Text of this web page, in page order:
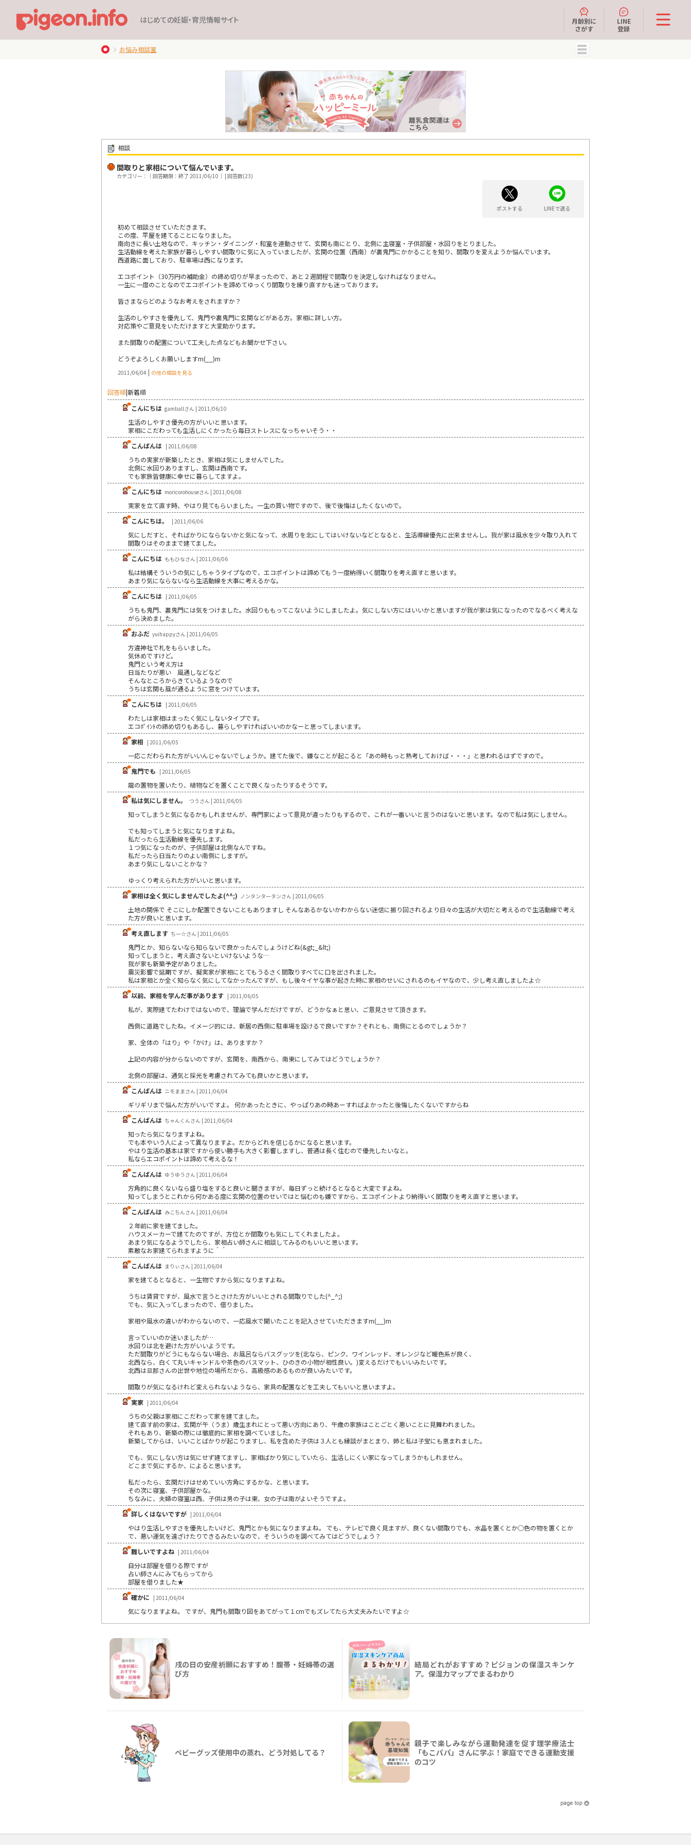
はじめての妊娠・育児情報サイト
月齢別に
さがす
LINE
登録
お悩み相談室
相談
間取りと家相について悩んでいます。
カテゴリー：｜回答期限：終了 2011/06/10｜ | 回答数(23)
ポストする LINEで送る
初めて相談させていただきます。
この度、平屋を建てることになりました。
南向きに長い土地なので、キッチン・ダイニング・和室を連動させて、玄関も南にとり、北側に主寝室・子供部屋・水回りをとりました。
生活動線を考えた家族が暮らしやすい間取りに気に入っていましたが、玄関の位置（西南）が裏鬼門にかかることを知り、間取りを変えようか悩んでいます。
西道路に面しており、駐車場は西になります。
エコポイント（30万円の補助金）の締め切りが早まったので、あと２週間程で間取りを決定しなければなりません。
一生に一度のことなのでエコポイントを諦めてゆっくり間取りを練り直すかも迷っております。
皆さまならどのようなお考えをされますか？
生活のしやすさを優先して、鬼門や裏鬼門に玄関などがある方。家相に詳しい方。
対応策やご意見をいただけますと大変助かります。
また間取りの配置について工夫した点などもお聞かせ下さい。
どうぞよろしくお願いしますm(__)m
2011/06/04 | の他の相談を見る
回答順|新着順
こんにちは gamballさん | 2011/06/10
生活のしやすさ優先の方がいいと思います。
家相にこだわっても生活しにくかったら毎日ストレスになっちゃいそう・・
こんばんは | 2011/06/08
うちの実家が新築したとき、家相は気にしませんでした。
北側に水回りありますし、玄関は西南です。
でも家族皆健康に幸せに暮らしてますよ。
こんにちは moricorohouseさん | 2011/06/08
実家を立て直す時、やはり見てもらいました。一生の買い物ですので、後で後悔はしたくないので。
こんにちは。
| 2011/06/06
気にしだすと、そればかりにならないかと気になって、水周りを北にしてはいけないなどとなると、生活導線優先に出来ませんし。我が家は風水を少々取り入れて
間取りはそのままで建てました。
こんにちは ももひなさん | 2011/06/06
私は結構そういうの気にしちゃうタイプなので、エコポイントは諦めてもう一度納得いく間取りを考え直すと思います。
あまり気にならないなら生活動線を大事に考えるかな。
こんにちは | 2011/06/05
うちも鬼門、裏鬼門には気をつけました。水回りももってこないようにしましたよ。気にしない方にはいいかと思いますが我が家は気になったのでなるべく考えな
がら決めました。
おふだ yuihappyさん | 2011/06/05
方違神社で札をもらいました。
気休めですけど。
鬼門という考え方は
日当たりが悪い 風通しなどなど
そんなところからきているようなので
うちは玄関も風が通るように窓をつけています。
こんにちは | 2011/06/05
わたしは家相はまったく気にしないタイプです。
エコﾎﾟｲﾝﾄの締め切りもあるし、暮らしやすければいいのかなーと思ってしまいます。
家相 | 2011/06/05
一応こだわられた方がいいんじゃないでしょうか。建てた後で、嫌なことが起こると「あの時もっと熟考しておけば・・・」と思われるはずですので。
鬼門でも | 2011/06/05
龍の置物を置いたり、植物などを置くことで良くなったりするそうです。
私は気にしません。
つうさん | 2011/06/05
知ってしまうと気になるかもしれませんが、専門家によって意見が違ったりもするので、これが一番いいと言うのはないと思います。なので私は気にしません。
でも知ってしまうと気になりますよね。
私だったら生活動線を優先します。
１つ気になったのが、子供部屋は北側なんですね。
私だったら日当たりのよい南側にしますが。
あまり気にしないことかな？
ゆっくり考えられた方がいいと思います。
家相は全く気にしませんでしたよ(^^;) ノンタンタータンさん | 2011/06/05
土地の関係で そこにしか配置できないこともありますし そんなあるかないかわからない迷信に振り回されるより日々の生活が大切だと考えるので生活動線で考え
た方が良いと思います。
考え直します ちー☆さん | 2011/06/05
鬼門とか、知らないなら知らないで良かったんでしょうけどね(&gt;_&lt;)
知ってしまうと、考え直さないといけないような…
我が家も新築予定がありました。
震災影響で延期ですが、擬実家が家相にとてもうるさく間取りすべてに口を出されました。
私は家相とか全く知らなく気にしてなかったんですが、もし後々イヤな事が起きた時に家相のせいにされるのもイヤなので、少し考え直しましたよ☆
以前、家相を学んだ事があります | 2011/06/05
私が、実際建てたわけではないので、理論で学んだだけですが、どうかなぁと思い、ご意見させて頂きます。
西側に道路でしたね。イメージ的には、新居の西側に駐車場を設けるで良いですか？それとも、南側にとるのでしょうか？
家、全体の「はり」や「かけ」は、ありますか？
上記の内容が分からないのですが、玄関を、南西から、南東にしてみてはどうでしょうか？
北側の部屋は、通気と採光を考慮されてみても良いかと思います。
こんばんは ニモままさん | 2011/06/04
ギリギリまで悩んだ方がいいですよ。 何かあったときに、やっぱりあの時あーすればよかったと後悔したくないですからね
こんばんは ちゃんくんさん | 2011/06/04
知ったら気になりますよね。
でも本やいう人によって異なりますよ。だからどれを信じるかになると思います。
やはり生活の基本は家ですから使い勝手も大きく影響しますし、普通は長く住むので優先したいなと。
私ならエコポイントは諦めて考えるな！
こんばんは ゆうゆうさん | 2011/06/04
方角的に良くないなら盛り塩をすると良いと聞きますが、毎日ずっと続けるとなると大変ですよね。
知ってしまうとこれから何かある度に玄関の位置のせいではと悩むのも嫌ですから、エコポイントより納得いく間取りを考え直すと思います。
こんばんは みこちんさん | 2011/06/04
２年前に家を建てました。
ハウスメーカーで建てたのですが、方位とか間取りも気にしてくれましたよ。
あまり気になるようでしたら、家相占い師さんに相談してみるのもいいと思います。
素敵なお家建てられますように＾＾
こんばんは まりぃさん | 2011/06/04
家を建てるとなると、一生物ですから気になりますよね。
うちは賃貸ですが、風水で言うとさけた方がいいとされる間取りでした(^_^;)
でも、気に入ってしまったので、借りました。
家相や風水の違いがわからないので、一応風水で聞いたことを記入させていただきますm(__)m
言っていいのか迷いましたが…
水回りは北を避けた方がいいようです。
ただ間取りがどうにもならない場合、お風呂ならバスグッツを(北なら、ピンク、ワインレッド、オレンジなど暖色系が良く、
北西なら、白くて丸いキャンドルや茶色のバスマット、ひのきの小物が相性良い。)変えるだけでもいいみたいです。
北西は旦那さんの出世や地位の場所だから、高級感のあるものが良いみたいです。
間取りが気になるけれど変えられないようなら、家具の配置などを工夫してもいいと思いますよ。
実家 | 2011/06/04
うちの父親は家相にこだわって家を建てました。
建て直す前の家は、玄関が午（うま）歳生まれにとって悪い方向にあり、午歳の家族はことごとく悪いことに見舞われました。
それもあり、新築の際には徹底的に家相を調べていました。
新築してからは、いいことばかりが起こりますし、私を含めた子供は３人とも縁談がまとまり、姉と私は子宝にも恵まれました。
でも、気にしない方は気にせず建てますし、家相ばかり気にしていたら、生活しにくい家になってしまうかもしれません。
どこまで気にするか、によると思います。
私だったら、玄関だけはせめていい方角にするかな、と思います。
その次に寝室、子供部屋かな。
ちなみに、夫婦の寝室は西、子供は男の子は東、女の子は南がよいそうですよ。
詳しくはないですが | 2011/06/04
やはり生活しやすさを優先したいけど、鬼門とかも気になりますよね。 でも、テレビで良く見ますが、良くない間取りでも、水晶を置くとか○色の物を置くとか
で、悪い運気を遠ざけたりできるみたいなので、そういうのを調べてみてはどうでしょう？
難しいですよね | 2011/06/04
自分は部屋を借りる際ですが
占い師さんにみてもらってから
部屋を借りました★
確かに | 2011/06/04
気になりますよね。 ですが、鬼門も間取り図をあてがって１cmでもズレてたら大丈夫みたいですよ☆
戌の日の安産祈願におすすめ！腹帯・妊婦帯の選
び方
結局どれがおすすめ？ピジョンの保湿スキンケ
ア。保湿力マップでまるわかり
ベビーグッズ使用中の蒸れ、どう対処してる？
親子で楽しみながら運動発達を促す理学療法士
「もこパパ」さんに学ぶ！家庭でできる運動支援
のコツ